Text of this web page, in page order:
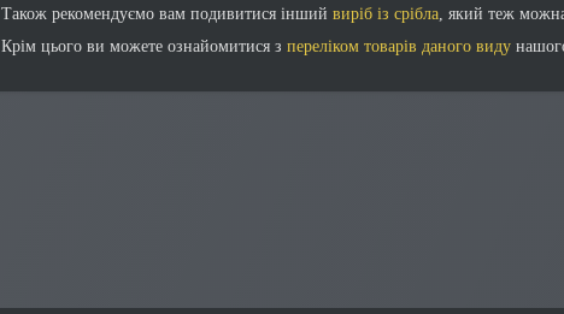
Також рекомендуємо вам подивитися інший виріб із срібла , який теж
Крім цього ви можете ознайомитися з переліком товарів даного виду